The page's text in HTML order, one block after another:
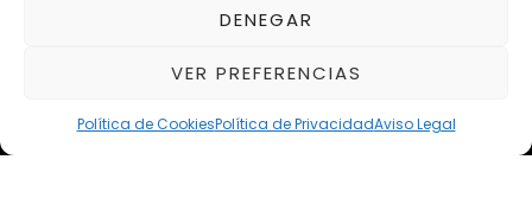
DENEGAR
VER PREFERENCIAS
Política de CookiesPolítica de PrivacidadAviso Legal
Del 02/10/2026 al 05/10/2026